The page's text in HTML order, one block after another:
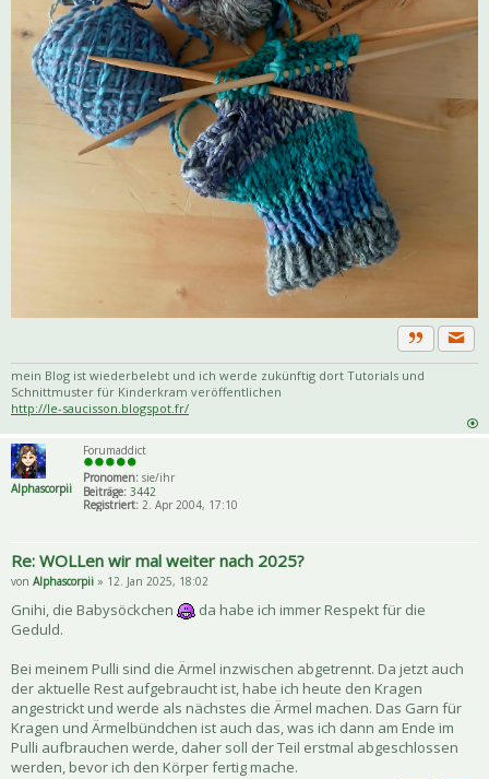
Zitat
mein Blog ist wiederbelebt und ich werde zukünftig dort Tutorials und
Schnittmuster für Kinderkram veröffentlichen
http://le-saucisson.blogspot.fr/
Alphascorpii
Forumaddict
Pronomen: sie/ihr
Beiträge: 3442
Registriert: 2. Apr 2004, 17:10
Re: WOLLen wir mal weiter nach 2025?
von Alphascorpii » 12. Jan 2025, 18:02
Gnihi, die Babysöckchen
da habe ich immer Respekt für die
Geduld.
Bei meinem Pulli sind die Ärmel inzwischen abgetrennt. Da jetzt auch
der aktuelle Rest aufgebraucht ist, habe ich heute den Kragen
angestrickt und werde als nächstes die Ärmel machen. Das Garn für
Kragen und Ärmelbündchen ist auch das, was ich dann am Ende im
Pulli aufbrauchen werde, daher soll der Teil erstmal abgeschlossen
werden, bevor ich den Körper fertig mache.